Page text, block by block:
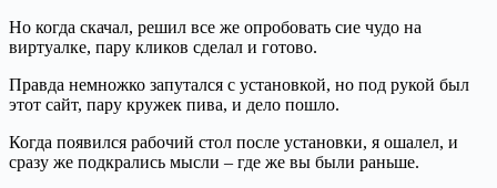
Но когда скачал, решил все же опробовать сие чудо на
виртуалке, пару кликов сделал и готово.
Правда немножко запутался с установкой, но под рукой был
этот сайт, пару кружек пива, и дело пошло.
Когда появился рабочий стол после установки, я ошалел, и
сразу же подкрались мысли – где же вы были раньше.